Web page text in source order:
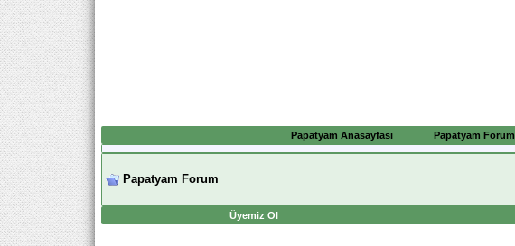
Papatyam Anasayfası Papatyam Forum
Papatyam Forum
Üyemiz Ol